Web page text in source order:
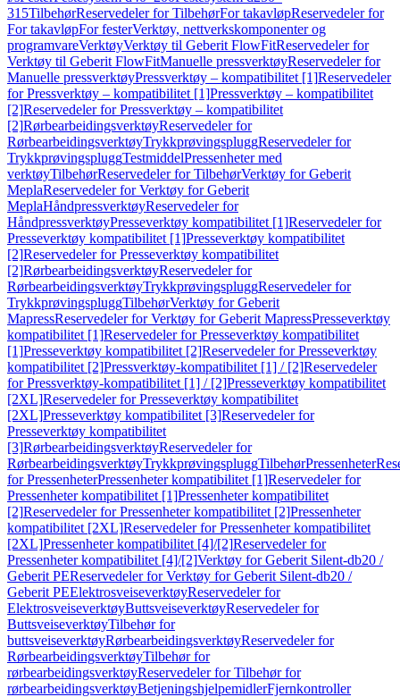
315TilbehørReservedeler for TilbehørFor takavløpReservedeler for
For takavløpFor festerVerktøy, nettverkskomponenter og
programvareVerktøyVerktøy til Geberit FlowFitReservedeler for
Verktøy til Geberit FlowFitManuelle pressverktøyReservedeler for
Manuelle pressverktøyPressverktøy – kompatibilitet [1]Reservedeler
for Pressverktøy – kompatibilitet [1]Pressverktøy – kompatibilitet
[2]Reservedeler for Pressverktøy – kompatibilitet
[2]RørbearbeidingsverktøyReservedeler for
RørbearbeidingsverktøyTrykkprøvingspluggReservedeler for
TrykkprøvingspluggTestmiddelPressenheter med
verktøyTilbehørReservedeler for TilbehørVerktøy for Geberit
MeplaReservedeler for Verktøy for Geberit
MeplaHåndpressverktøyReservedeler for
HåndpressverktøyPresseverktøy kompatibilitet [1]Reservedeler for
Presseverktøy kompatibilitet [1]Presseverktøy kompatibilitet
[2]Reservedeler for Presseverktøy kompatibilitet
[2]RørbearbeidingsverktøyReservedeler for
RørbearbeidingsverktøyTrykkprøvingspluggReservedeler for
TrykkprøvingspluggTilbehørVerktøy for Geberit
MapressReservedeler for Verktøy for Geberit MapressPresseverktøy
kompatibilitet [1]Reservedeler for Presseverktøy kompatibilitet
[1]Presseverktøy kompatibilitet [2]Reservedeler for Presseverktøy
kompatibilitet [2]Pressverktøy-kompatibilitet [1] / [2]Reservedeler
for Pressverktøy-kompatibilitet [1] / [2]Presseverktøy kompatibilitet
[2XL]Reservedeler for Presseverktøy kompatibilitet
[2XL]Presseverktøy kompatibilitet [3]Reservedeler for
Presseverktøy kompatibilitet
[3]RørbearbeidingsverktøyReservedeler for
RørbearbeidingsverktøyTrykkprøvingspluggTilbehørPressenheter
for PressenheterPressenheter kompatibilitet [1]Reservedeler for
Pressenheter kompatibilitet [1]Pressenheter kompatibilitet
[2]Reservedeler for Pressenheter kompatibilitet [2]Pressenheter
kompatibilitet [2XL]Reservedeler for Pressenheter kompatibilitet
[2XL]Pressenheter kompatibilitet [4]/[2]Reservedeler for
Pressenheter kompatibilitet [4]/[2]Verktøy for Geberit Silent-db20 /
Geberit PEReservedeler for Verktøy for Geberit Silent-db20 /
Geberit PEElektrosveiseverktøyReservedeler for
ElektrosveiseverktøyButtsveiseverktøyReservedeler for
ButtsveiseverktøyTilbehør for
buttsveiseverktøyRørbearbeidingsverktøyReservedeler for
RørbearbeidingsverktøyTilbehør for
rørbearbeidingsverktøyReservedeler for Tilbehør for
rørbearbeidingsverktøyBetjeningshjelpemidlerFjernkontroller